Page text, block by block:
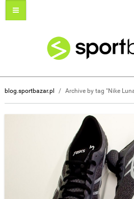
blog.sportbazar.pl / Archive by tag "Nike